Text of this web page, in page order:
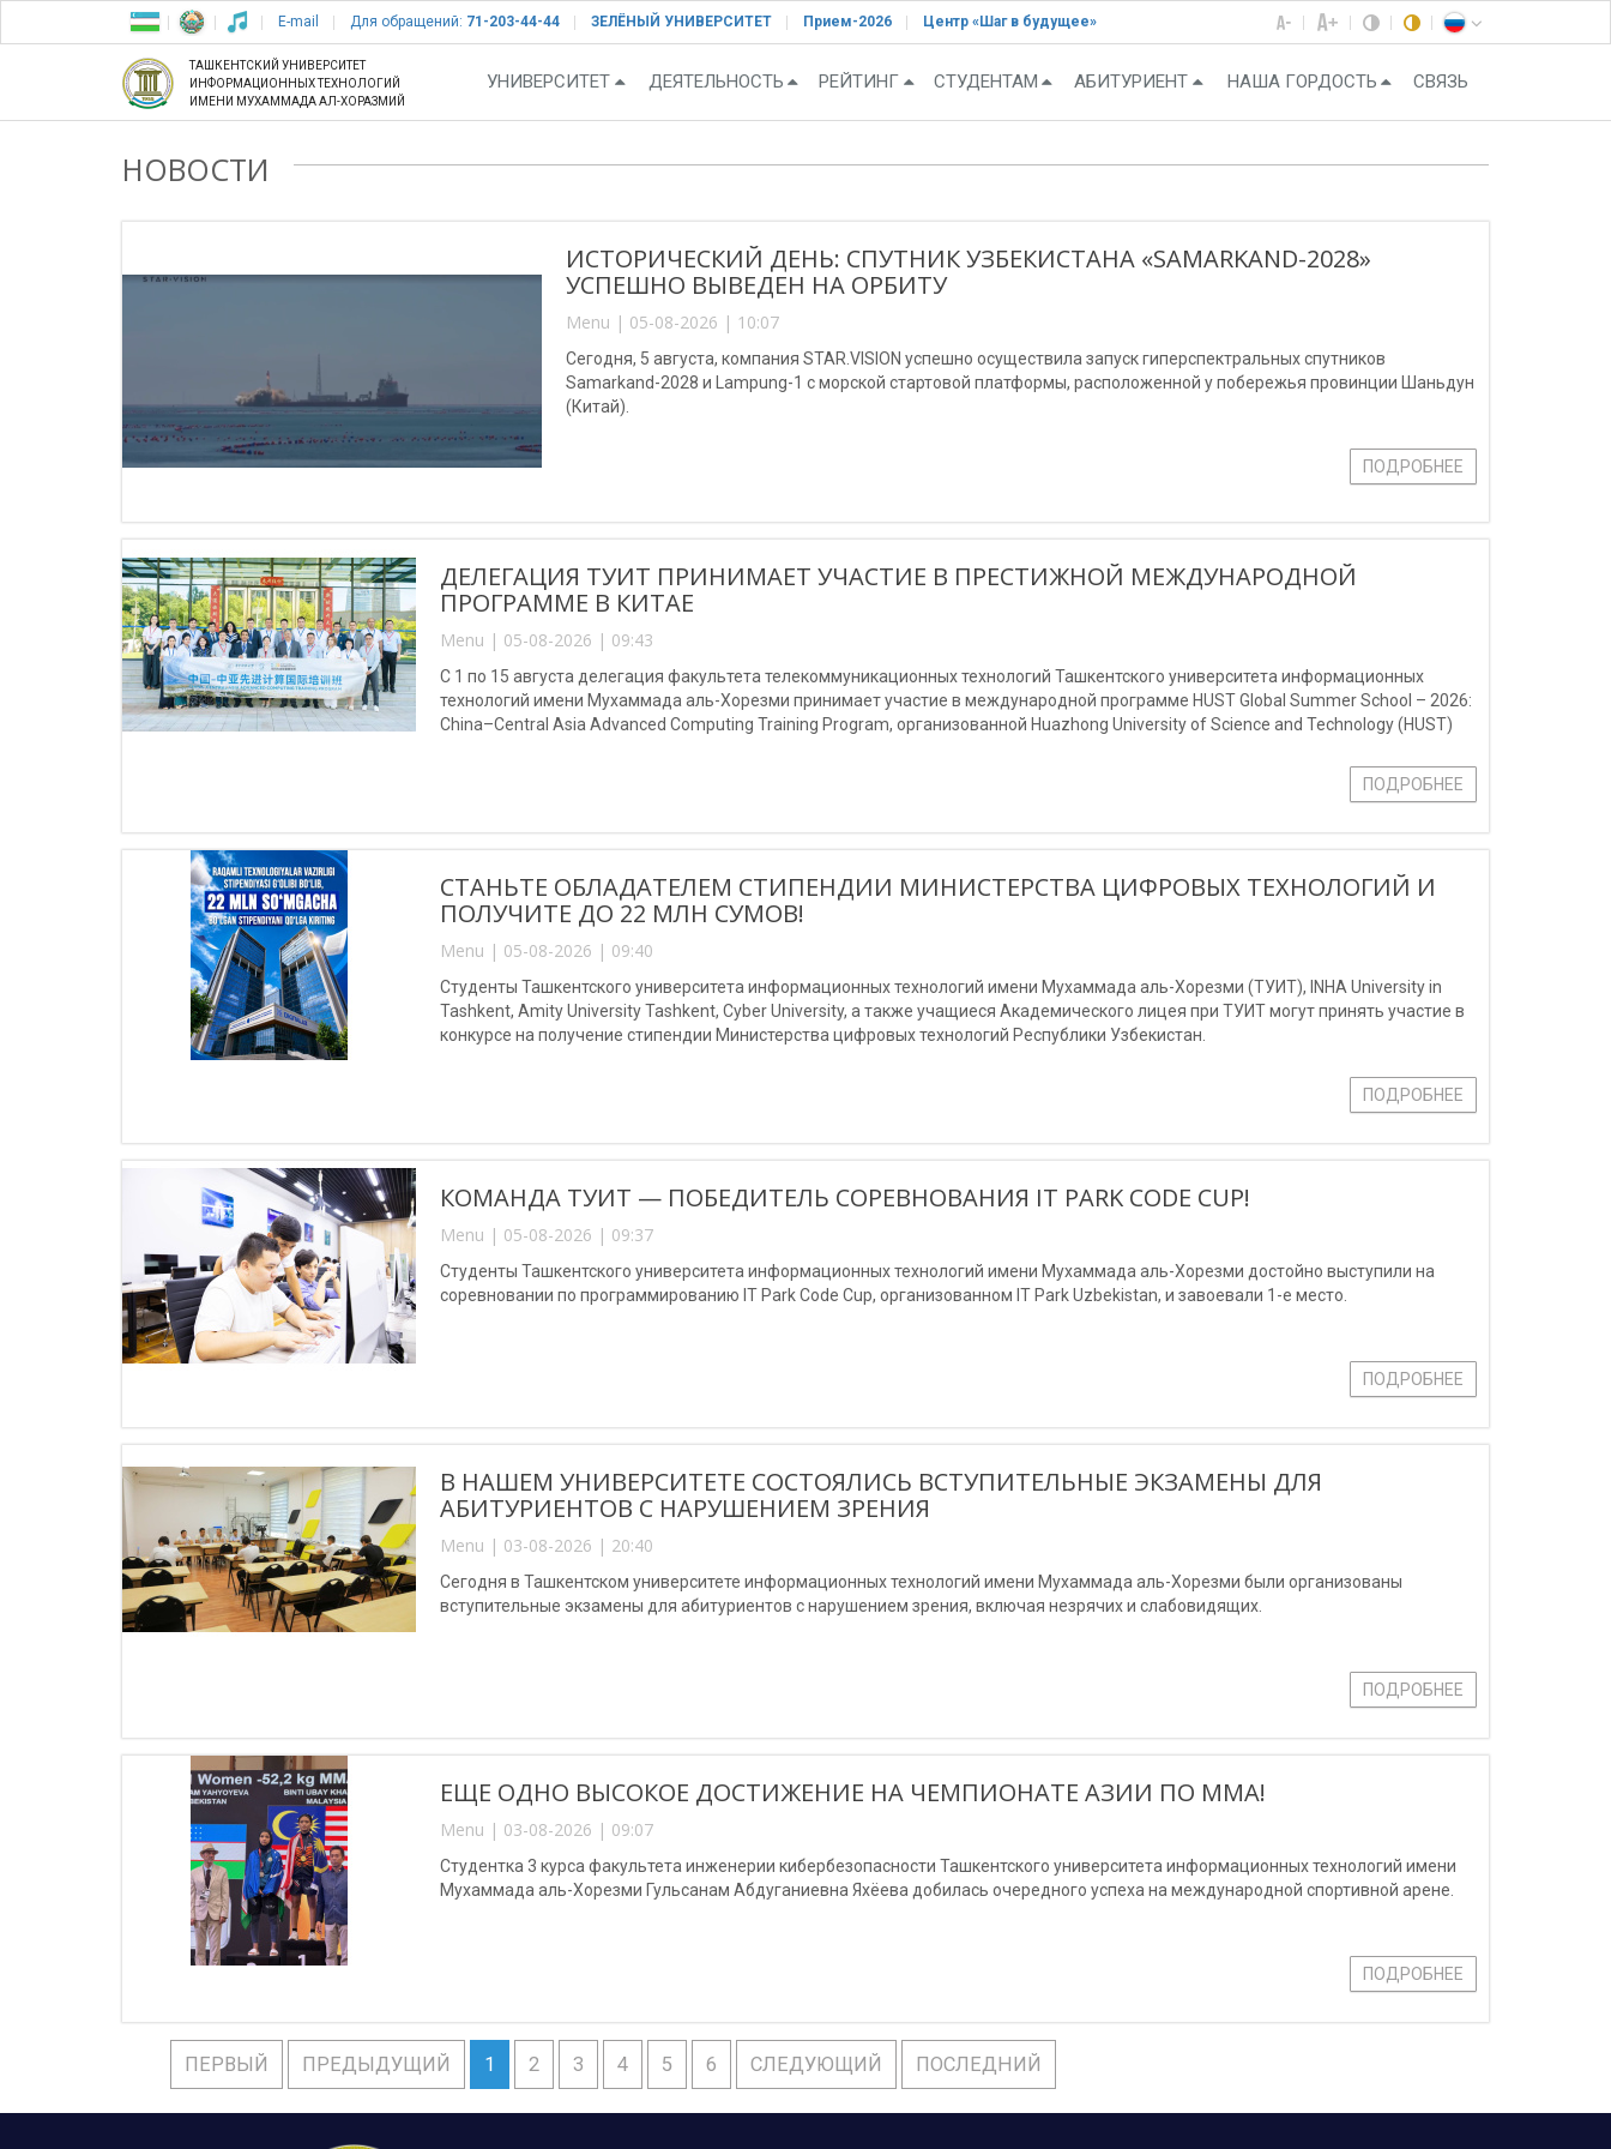
E-mail Для обращений: 71-203-44-44 ЗЕЛЁНЫЙ УНИВЕРСИТЕТ Прием-2026 Центр «Шаг в будущее»
ТАШКЕНТСКИЙ УНИВЕРСИТЕТ
ИНФОРМАЦИОННЫХ ТЕХНОЛОГИЙ
ИМЕНИ МУХАММАДА АЛ-ХОРАЗМИЙ
УНИВЕРСИТЕТ ДЕЯТЕЛЬНОСТЬ РЕЙТИНГ СТУДЕНТАМ АБИТУРИЕНТ НАША ГОРДОСТЬ СВЯЗЬ
НОВОСТИ
ИСТОРИЧЕСКИЙ ДЕНЬ: СПУТНИК УЗБЕКИСТАНА «SAMARKAND-2028»
УСПЕШНО ВЫВЕДЕН НА ОРБИТУ
Menu | 05-08-2026 | 10:07
Сегодня, 5 августа, компания STAR.VISION успешно осуществила запуск гиперспектральных спутников
Samarkand-2028 и Lampung-1 с морской стартовой платформы, расположенной у побережья провинции Шаньдун
(Китай).
ПОДРОБНЕЕ
ДЕЛЕГАЦИЯ ТУИТ ПРИНИМАЕТ УЧАСТИЕ В ПРЕСТИЖНОЙ МЕЖДУНАРОДНОЙ
ПРОГРАММЕ В КИТАЕ
Menu | 05-08-2026 | 09:43
С 1 по 15 августа делегация факультета телекоммуникационных технологий Ташкентского университета информационных
технологий имени Мухаммада аль-Хорезми принимает участие в международной программе HUST Global Summer School – 2026:
China–Central Asia Advanced Computing Training Program, организованной Huazhong University of Science and Technology (HUST)
ПОДРОБНЕЕ
СТАНЬТЕ ОБЛАДАТЕЛЕМ СТИПЕНДИИ МИНИСТЕРСТВА ЦИФРОВЫХ ТЕХНОЛОГИЙ И
ПОЛУЧИТЕ ДО 22 МЛН СУМОВ!
Menu | 05-08-2026 | 09:40
Студенты Ташкентского университета информационных технологий имени Мухаммада аль-Хорезми (ТУИТ), INHA University in
Tashkent, Amity University Tashkent, Cyber University, а также учащиеся Академического лицея при ТУИТ могут принять участие в
конкурсе на получение стипендии Министерства цифровых технологий Республики Узбекистан.
ПОДРОБНЕЕ
КОМАНДА ТУИТ — ПОБЕДИТЕЛЬ СОРЕВНОВАНИЯ IT PARK CODE CUP!
Menu | 05-08-2026 | 09:37
Студенты Ташкентского университета информационных технологий имени Мухаммада аль-Хорезми достойно выступили на
соревновании по программированию IT Park Code Cup, организованном IT Park Uzbekistan, и завоевали 1-е место.
ПОДРОБНЕЕ
В НАШЕМ УНИВЕРСИТЕТЕ СОСТОЯЛИСЬ ВСТУПИТЕЛЬНЫЕ ЭКЗАМЕНЫ ДЛЯ
АБИТУРИЕНТОВ С НАРУШЕНИЕМ ЗРЕНИЯ
Menu | 03-08-2026 | 20:40
Сегодня в Ташкентском университете информационных технологий имени Мухаммада аль-Хорезми были организованы
вступительные экзамены для абитуриентов с нарушением зрения, включая незрячих и слабовидящих.
ПОДРОБНЕЕ
ЕЩЕ ОДНО ВЫСОКОЕ ДОСТИЖЕНИЕ НА ЧЕМПИОНАТЕ АЗИИ ПО ММА!
Menu | 03-08-2026 | 09:07
Студентка 3 курса факультета инженерии кибербезопасности Ташкентского университета информационных технологий имени
Мухаммада аль-Хорезми Гульсанам Абдуганиевна Яхёева добилась очередного успеха на международной спортивной арене.
ПОДРОБНЕЕ
ПЕРВЫЙ ПРЕДЫДУЩИЙ 1 2 3 4 5 6 СЛЕДУЮЩИЙ ПОСЛЕДНИЙ